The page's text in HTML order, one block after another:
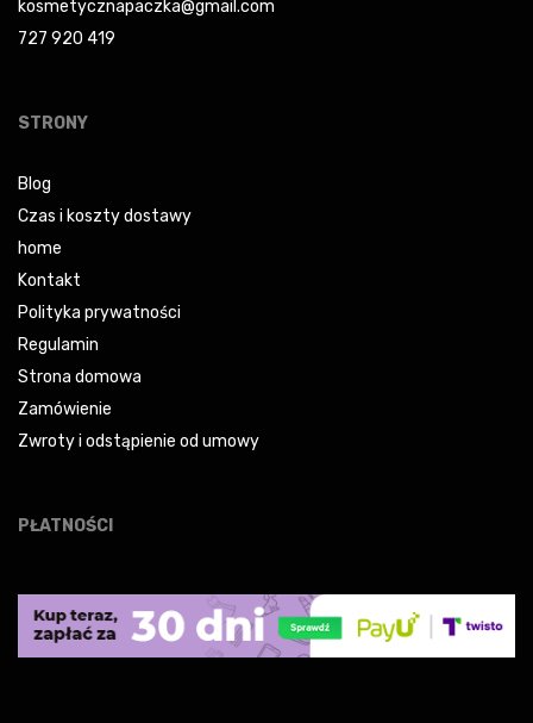
kosmetycznapaczka@gmail.com
727 920 419
STRONY
Blog
Czas i koszty dostawy
home
Kontakt
Polityka prywatności
Regulamin
Strona domowa
Zamówienie
Zwroty i odstąpienie od umowy
PŁATNOŚCI